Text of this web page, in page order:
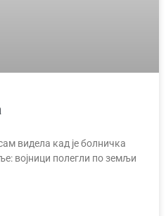
видела кад је болничка
војници полегли по земљи